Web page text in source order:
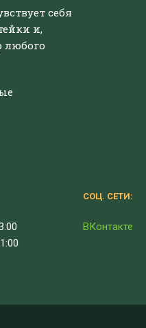
себя
и,
любого
СОЦ. СЕТИ:
ВКонтакте